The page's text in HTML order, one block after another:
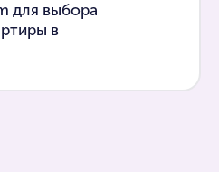
для выбора
в